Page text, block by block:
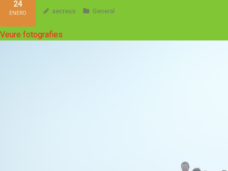
24
ENERO aecreus General
Veure fotografies